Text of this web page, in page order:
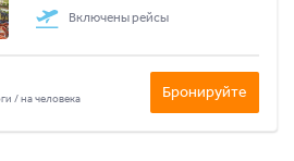
Включены рейсы
/ на человека Бронируйте